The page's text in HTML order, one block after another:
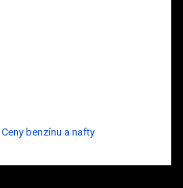
Ceny benzínu a nafty